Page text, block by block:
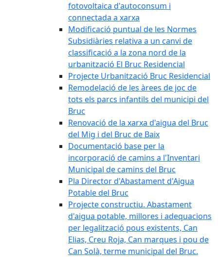
fotovoltaica d'autoconsum i
connectada a xarxa
Modificació puntual de les Normes
Subsidiàries relativa a un canvi de
classificació a la zona nord de la
urbanització El Bruc Residencial
Projecte Urbanització Bruc Residencial
Remodelació de les àrees de joc de
tots els parcs infantils del municipi del
Bruc
Renovació de la xarxa d'aigua del Bruc
del Mig i del Bruc de Baix
Documentació base per la
incorporació de camins a l'Inventari
Municipal de camins del Bruc
Pla Director d'Abastament d'Aigua
Potable del Bruc
Projecte constructiu. Abastament
d'aigua potable, millores i adequacions
per legalització pous existents, Can
Elias, Creu Roja, Can marques i pou de
Can Solà, terme municipal del Bruc.